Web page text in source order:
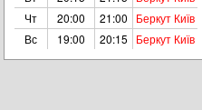
Чт
20:00 21:00
Беркут Київ
Вс
19:00 20:15 Беркут Київ